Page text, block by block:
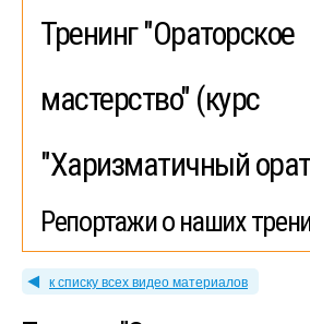
Тренинг "Ораторское
мастерство" (курс
"Харизматичный
Репортажи о наших
к списку всех видео материалов